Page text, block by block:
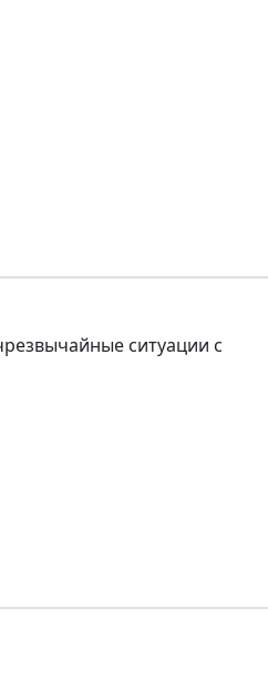
ситуации с